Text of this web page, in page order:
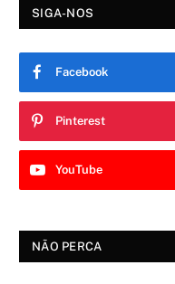
SIGA-NOS
Facebook
Pinterest
YouTube
NÃO PERCA